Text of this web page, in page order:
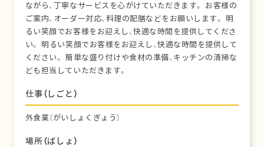
ながら、丁寧なサービスを心がけていただきます。 お客様の
ご案内、オーダー対応、料理の配膳などをお願いします。 明
るい笑顔でお客様をお迎えし、快適な時間を提供してくださ
い。 明るい笑顔でお客様をお迎えし、快適な時間を提供して
ください。 簡単な盛り付けや食材の準備、キッチンの清掃な
ども担当していただきます。
仕事（しごと）
外食業（がいしょくぎょう）
場所（ばしょ）